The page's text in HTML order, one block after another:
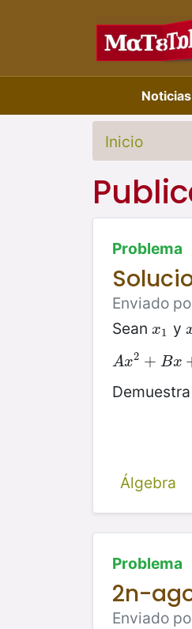
Noticias
Inicio
Problema
Enviado
Sean x1
x1 y
Ax2 + Bx
Ax2 +B x+C
Álgebra
Problema
2n-
Enviado